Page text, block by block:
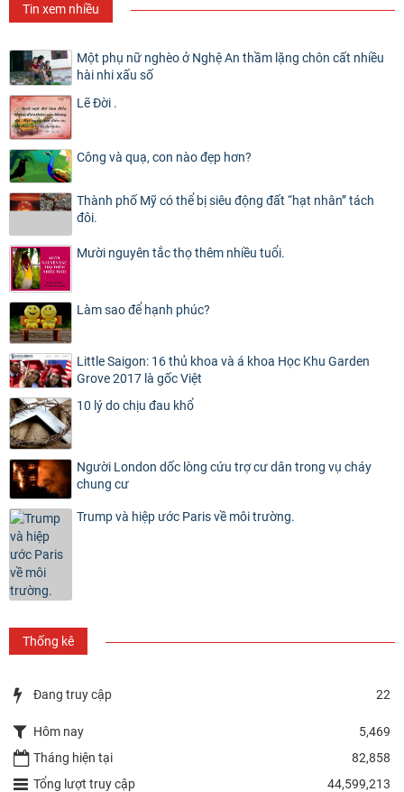
Tin xem nhiều
Một phụ nữ nghèo ở Nghệ An thầm lặng chôn cất nhiều
hài nhi xấu số
Lẽ Đời .
Công và quạ, con nào đẹp hơn?
Thành phố Mỹ có thể bị siêu động đất “hạt nhân” tách
đôi.
Mười nguyên tắc thọ thêm nhiều tuổi.
Làm sao để hạnh phúc?
Little Saigon: 16 thủ khoa và á khoa Học Khu Garden
Grove 2017 là gốc Việt
10 lý do chịu đau khổ
Người London dốc lòng cứu trợ cư dân trong vụ cháy
chung cư
Trump và hiệp ước Paris về môi trường.
Thống kê
Đang truy cập 22
Hôm nay
5,469
Tháng hiện tại
82,858
Tổng lượt truy cập
44,599,213